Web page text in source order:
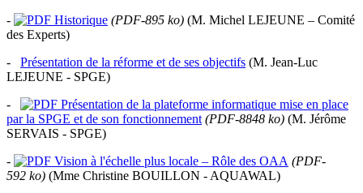
-
Historique (PDF-895 ko) (M. Michel LEJEUNE – Comité
des Experts)
- Présentation de la réforme et de ses objectifs (M. Jean-Luc
LEJEUNE - SPGE)
-
Présentation de la plateforme informatique mise en place
par la SPGE et de son fonctionnement (PDF-8848 ko) (M. Jérôme
SERVAIS - SPGE)
-
Vision à l'échelle plus locale – Rôle des OAA (PDF-
592 ko) (Mme Christine BOUILLON - AQUAWAL)